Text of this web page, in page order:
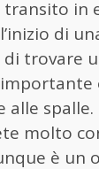
transito in
di
trovare
spalle.
molto
è un